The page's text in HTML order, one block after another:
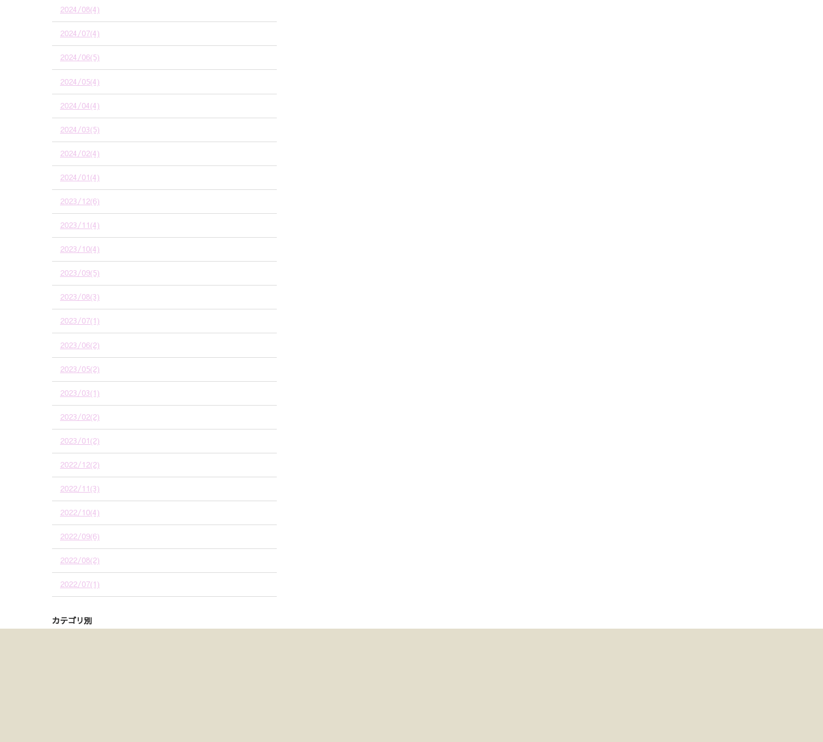
2024/08(4)
2024/07(4)
2024/06(5)
2024/05(4)
2024/04(4)
2024/03(5)
2024/02(4)
2024/01(4)
2023/12(6)
2023/11(4)
2023/10(4)
2023/09(5)
2023/08(3)
2023/07(1)
2023/06(2)
2023/05(2)
2023/03(1)
2023/02(2)
2023/01(2)
2022/12(2)
2022/11(3)
2022/10(4)
2022/09(6)
2022/08(2)
2022/07(1)
カテゴリ別